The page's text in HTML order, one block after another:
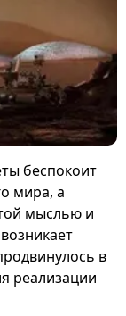
беспокоит
мира, а
мыслью и
в
реализации